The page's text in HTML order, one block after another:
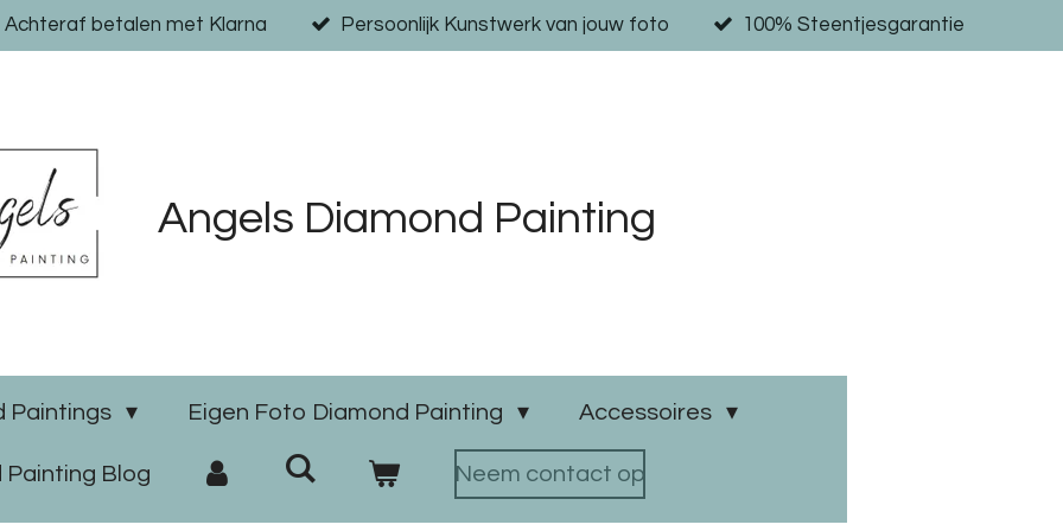
Achteraf betalen met Klarna Persoonlijk Kunstwerk van jouw foto 100% Steentjesgarantie
Angels Diamond Painting
Paintings Eigen Foto Diamond Painting Accessoires
Painting Blog Neem contact op